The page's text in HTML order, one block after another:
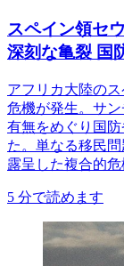
スペイン領セ
深刻な亀裂 国
アフリカ大陸の
危機が発生。サ
有無をめぐり国
た。単なる移民
露呈した複合的危
5 分で読めます